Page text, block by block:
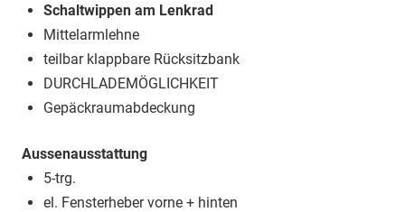
Schaltwippen am Lenkrad
Mittelarmlehne
teilbar klappbare Rücksitzbank
DURCHLADEMÖGLICHKEIT
Gepäckraumabdeckung
Aussenausstattung
5-trg.
el. Fensterheber vorne + hinten